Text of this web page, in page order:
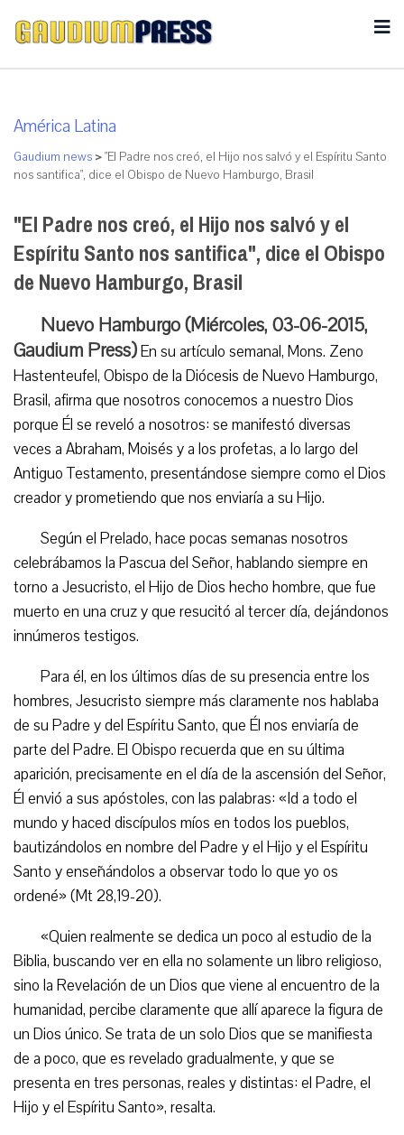
América Latina
Gaudium news >"El Padre nos creó, el Hijo nos salvó y el Espíritu Santo
nos santifica", dice el Obispo de Nuevo Hamburgo, Brasil
"El Padre nos creó, el Hijo nos salvó y el
Espíritu Santo nos santifica", dice el Obispo
de Nuevo Hamburgo, Brasil
Nuevo Hamburgo (Miércoles, 03-06-2015,
Gaudium Press)En su artículo semanal, Mons. Zeno
Hastenteufel, Obispo de la Diócesis de Nuevo Hamburgo,
Brasil, afirma que nosotros conocemos a nuestro Dios
porque Él se reveló a nosotros: se manifestó diversas
veces a Abraham, Moisés y a los profetas, a lo largo del
Antiguo Testamento, presentándose siempre como el Dios
creador y prometiendo que nos enviaría a su Hijo.
Según el Prelado, hace pocas semanas nosotros
celebrábamos la Pascua del Señor, hablando siempre en
torno a Jesucristo, el Hijo de Dios hecho hombre, que fue
muerto en una cruz y que resucitó al tercer día, dejándonos
innúmeros testigos.
Para él, en los últimos días de su presencia entre los
hombres, Jesucristo siempre más claramente nos hablaba
de su Padre y del Espíritu Santo, que Él nos enviaría de
parte del Padre. El Obispo recuerda que en su última
aparición, precisamente en el día de la ascensión del Señor,
Él envió a sus apóstoles, con las palabras: «Id a todo el
mundo y haced discípulos míos en todos los pueblos,
bautizándolos en nombre del Padre y el Hijo y el Espíritu
Santo y enseñándolos a observar todo lo que yo os
ordené» (Mt 28,19-20).
«Quien realmente se dedica un poco al estudio de la
Biblia, buscando ver en ella no solamente un libro religioso,
sino la Revelación de un Dios que viene al encuentro de la
humanidad, percibe claramente que allí aparece la figura de
un Dios único. Se trata de un solo Dios que se manifiesta
de a poco, que es revelado gradualmente, y que se
presenta en tres personas, reales y distintas: el Padre, el
Hijo y el Espíritu Santo», resalta.